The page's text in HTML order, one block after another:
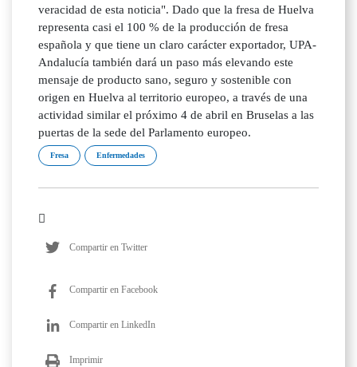
veracidad de esta noticia". Dado que la fresa de Huelva
representa casi el 100 % de la producción de fresa
española y que tiene un claro carácter exportador, UPA-
Andalucía también dará un paso más elevando este
mensaje de producto sano, seguro y sostenible con
origen en Huelva al territorio europeo, a través de una
actividad similar el próximo 4 de abril en Bruselas a las
puertas de la sede del Parlamento europeo.
Fresa Enfermedades
Compartir en Twitter
Compartir en Facebook
Compartir en LinkedIn
Imprimir